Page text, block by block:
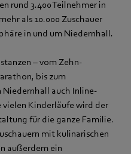
rund 3.400 Teilnehmer in
als 10.000 Zuschauer
in und um Niedernhall.
– vom Zehn-
bis zum
Niedernhall auch Inline-
Kinderläufe wird der
für die ganze Familie.
mit kulinarischen
außerdem ein